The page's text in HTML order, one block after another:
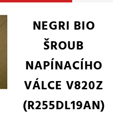
NEGRI BIO
ŠROUB
NAPÍNACÍHO
VÁLCE V820Z
(R255DL19AN)